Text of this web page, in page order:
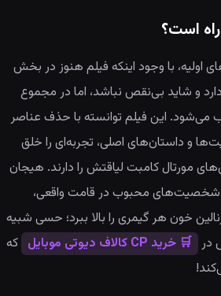
است؟
اولیه، با وجود اینکه فیلم هنوز در بخش
و شاید بی‌نقص نباشد، اما در مجموع
این فیلم توانسته با حذف عناصر
و داستان‌های اصلی، تجربه‌ای را خلق
مورتال کامبت لیاقتش را دارند. هیجان
شخصیت‌های محبوب در قامت واقعی،
خون هر گیمری را بالا ببرد؛ حسی شبیه
در 🛒 خرید CP کالاف دیوتی موبایل
که